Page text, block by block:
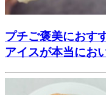
プチご褒美におす
アイスが本当にお